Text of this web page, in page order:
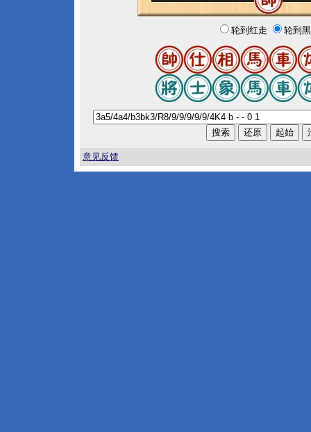
轮到红走 轮到
意见反馈